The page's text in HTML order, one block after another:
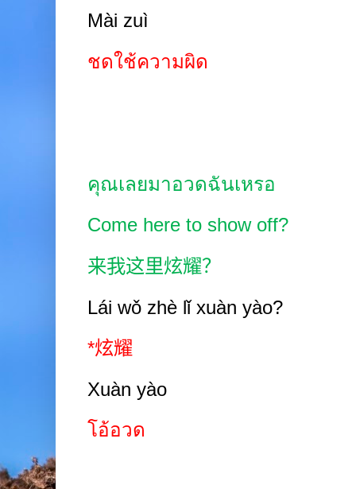
Mài zuì
ชดใช้ความผิด
คุณเลยมาอวดฉันเหรอ
Come here to show off?
来我这里炫耀？
Lái wǒ zhè lǐ xuàn yào?
*炫耀
Xuàn yào
โอ้อวด